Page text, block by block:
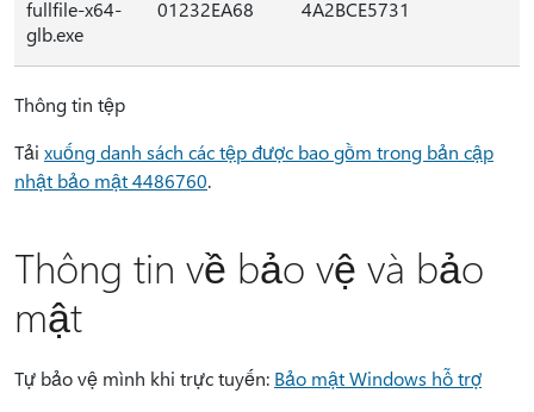
fullfile-x64-
glb.exe
01232EA68 4A2BCE5731
Thông tin tệp
Tải xuống danh sách các tệp được bao gồm trong bản cập
nhật bảo mật 4486760.
Thông tin về bảo vệ và bảo
mật
Tự bảo vệ mình khi trực tuyến: Bảo mật Windows hỗ trợ